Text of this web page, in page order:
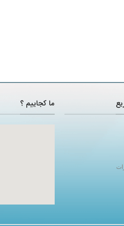
ما کجاییم ؟